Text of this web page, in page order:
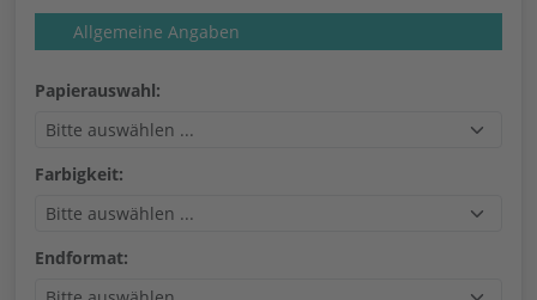
Allgemeine Angaben
Papierauswahl:
Farbigkeit:
Endformat: